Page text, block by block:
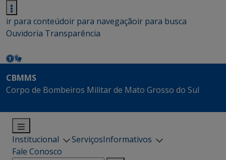
ir para conteúdoir para navegaçãoir para busca
Ouvidoria Transparência
CBMMS
Corpo de Bombeiros Militar de Mato Grosso do Sul
Institucional ServiçosInformativos
Fale Conosco